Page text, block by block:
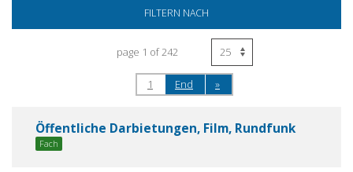
FILTERN NACH
page 1 of 242
1 End »
Öffentliche Darbietungen, Film, Rundfunk
Fach